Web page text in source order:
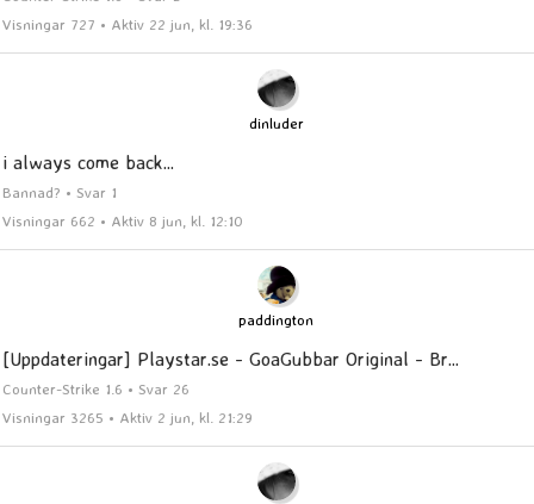
Visningar 727 • Aktiv 22 jun, kl. 19:36
dinluder
i always come back...
Bannad? • Svar 1
Visningar 662 • Aktiv 8 jun, kl. 12:10
paddington
[Uppdateringar] Playstar.se - GoaGubbar Original - Br...
Counter-Strike 1.6 • Svar 26
Visningar 3265 • Aktiv 2 jun, kl. 21:29